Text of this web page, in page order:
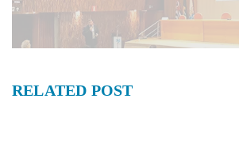
RELATED POST